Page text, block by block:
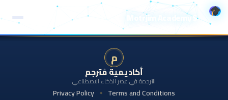
Motrjim Academy S
م
أكاديمية مُترجم
الترجمة في عصر الذكاء الاصطناعي
Terms and Conditions
Privacy Policy